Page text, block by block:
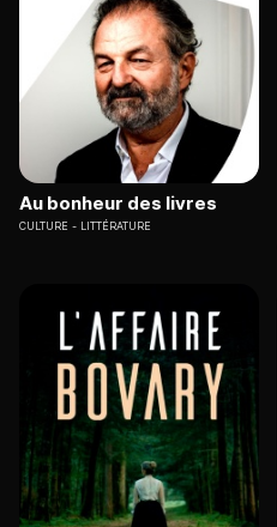
Au bonheur des livres
CULTURE LITTÉRATURE